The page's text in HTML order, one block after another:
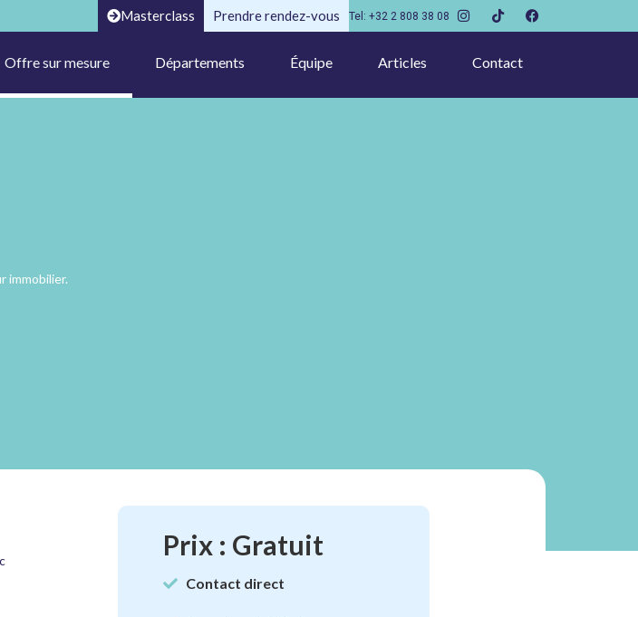
Masterclass Prendre rendez-vous Tel: +32 2 808 38 08
Offre sur mesure Départements Équipe Articles Contact
immobilier.
Prix : Gratuit
Contact direct